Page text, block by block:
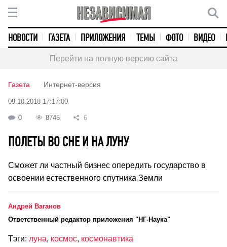
НОВОСТИ ГАЗЕТА ПРИЛОЖЕНИЯ ТЕМЫ ФОТО ВИДЕО
Перейти на полную версию сайта
Газета Интернет-версия
09.10.2018 17:17:00
0 8745 6
ПОЛЕТЫ ВО СНЕ И НА ЛУНУ
Сможет ли частный бизнес опередить государство в
освоении естественного спутника Земли
Андрей Ваганов
Ответственный редактор приложения "НГ-Наука"
Тэги: луна, космос, космонавтика